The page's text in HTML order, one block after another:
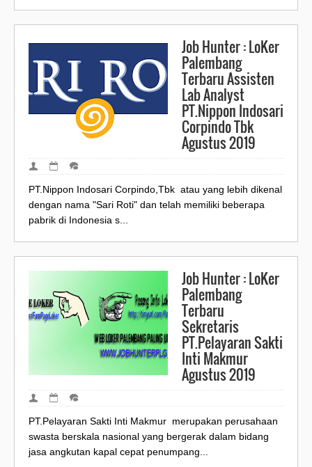
Job Hunter : LoKer
Palembang
Terbaru Assisten
Lab Analyst
PT.Nippon Indosari
Corpindo Tbk
Agustus 2019
PT.Nippon Indosari Corpindo,Tbk atau yang lebih dikenal
dengan nama "Sari Roti" dan telah memiliki beberapa
pabrik di Indonesia s...
Job Hunter : LoKer
Palembang
Terbaru
Sekretaris
PT.Pelayaran Sakti
Inti Makmur
Agustus 2019
PT.Pelayaran Sakti Inti Makmur merupakan perusahaan
swasta berskala nasional yang bergerak dalam bidang
jasa angkutan kapal cepat penumpang...